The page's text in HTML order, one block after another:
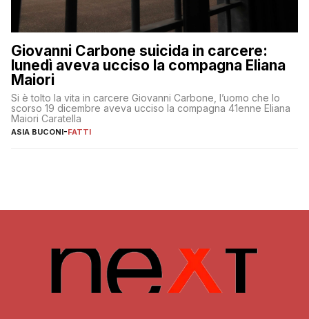
Giovanni Carbone suicida in carcere:
lunedì aveva ucciso la compagna Eliana
Maiori
Si è tolto la vita in carcere Giovanni Carbone, l’uomo che lo
scorso 19 dicembre aveva ucciso la compagna 41enne Eliana
Maiori Caratella
ASIA BUCONI-FATTI